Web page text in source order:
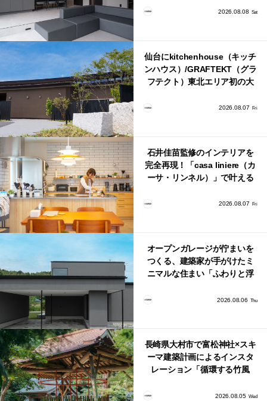
2026.08.08 Sat
仙台にkitchenhouse（キッチ
ンハウス）/GRAFTEKT（グラ
フテクト）東北エリア初の大
2026.08.07 Fri
石井佳苗監修のインテリアを
完全再現！「casa liniere（カ
ーサ・リンネル）」で叶える
2026.08.07 Fri
オープンガレージが佇まいを
つくる、建築家が手がけたミ
ニマルな住まい「ふわりと浮
2026.08.06 Thu
長崎県大村市で富松神社×スキ
ーマ建築計画によるインスタ
レーション「循環する竹風
2026.08.05 Wed